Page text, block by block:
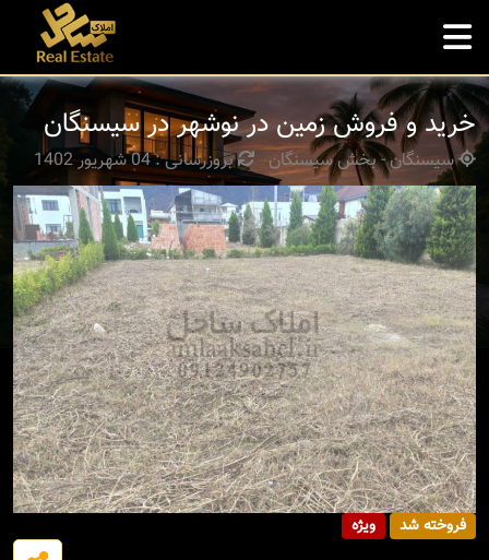
خرید و فروش زمین در نوشهر در سیسنگان
سیسنگان - بخش سیسنگان بروزرسانی : 04 شهریور 1402
فروخته شد ویژه